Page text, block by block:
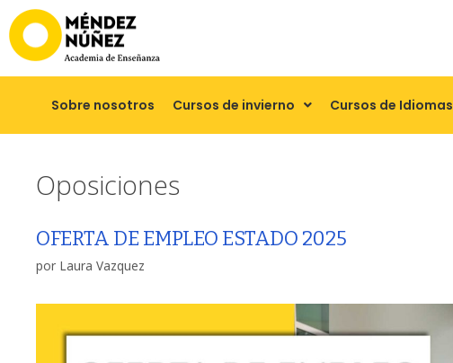
Sobre nosotros Cursos de invierno Cursos de Idiomas
Oposiciones
OFERTA DE EMPLEO ESTADO 2025
por Laura Vazquez